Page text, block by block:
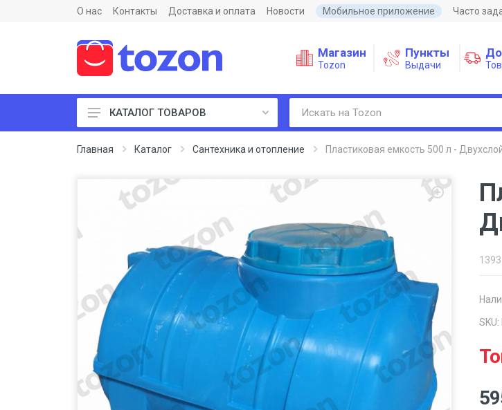
О нас Контакты Доставка и оплата Новости Мобильное приложение Часто
Магазин
Tozon
Пункты
Выдачи
Пиломатериалы и фанеры
КАТАЛОГ ТОВАРОВ
Главная Каталог Сантехника и отопление Пластиковая емкость 500 л -